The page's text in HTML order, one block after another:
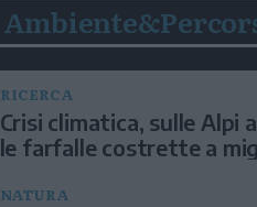
RICERCA
Crisi climatica, sulle Alpi
le farfalle costrette a
NATURA